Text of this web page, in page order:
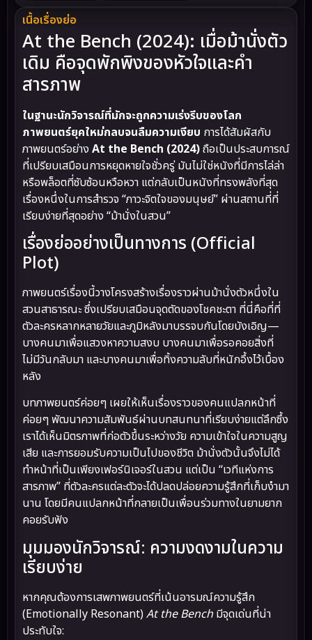
เนื้อเรื่องย่อ
At the Bench (2024): เมื่อม้านั่งตัว
เดิม คือจุดพักพิงของหัวใจและคำ
สารภาพ
ในฐานะนักวิจารณ์ที่มักจะถูกความเร่งรีบของโลก
ภาพยนตร์ยุคใหม่กลบจนลืมความเงียบ การได้สัมผัสกับ
ภาพยนตร์อย่าง At the Bench (2024)ถือเป็นประสบการณ์
ที่เปรียบเสมือนการหยุดหายใจชั่วครู่ มันไม่ใช่หนังที่มีการไล่ล่า
หรือพล็อตที่ซับซ้อนหวือหวา แต่กลับเป็นหนังที่ทรงพลังที่สุด
เรื่องหนึ่งในการสำรวจ “ภาวะจิตใจของมนุษย์” ผ่านสถานที่ที่
เรียบง่ายที่สุดอย่าง “ม้านั่งในสวน”
เรื่องย่ออย่างเป็นทางการ (Official
Plot)
ภาพยนตร์เรื่องนี้วางโครงสร้างเรื่องราวผ่านม้านั่งตัวหนึ่งใน
สวนสาธารณะ ซึ่งเปรียบเสมือนจุดตัดของโชคชะตา ที่นี่คือที่ที่
ตัวละครหลากหลายวัยและภูมิหลังมาบรรจบกันโดยบังเอิญ—
บางคนมาเพื่อแสวงหาความสงบ บางคนมาเพื่อรอคอยสิ่งที่
ไม่มีวันกลับมา และบางคนมาเพื่อทิ้งความลับที่หนักอึ้งไว้เบื้อง
หลัง
บทภาพยนตร์ค่อยๆ เผยให้เห็นเรื่องราวของคนแปลกหน้าที่
ค่อยๆ พัฒนาความสัมพันธ์ผ่านบทสนทนาที่เรียบง่ายแต่ลึกซึ้ง
เราได้เห็นมิตรภาพที่ก่อตัวขึ้นระหว่างวัย ความเข้าใจในความสูญ
เสีย และการยอมรับความเป็นไปของชีวิต ม้านั่งตัวนั้นจึงไม่ได้
ทำหน้าที่เป็นเพียงเฟอร์นิเจอร์ในสวน แต่เป็น “เวทีแห่งการ
สารภาพ” ที่ตัวละครแต่ละตัวจะได้ปลดปล่อยความรู้สึกที่เก็บงำมา
นาน โดยมีคนแปลกหน้าที่กลายเป็นเพื่อนร่วมทางในยามยาก
คอยรับฟัง
มุมมองนักวิจารณ์: ความงดงามในความ
เรียบง่าย
หากคุณต้องการเสพภาพยนตร์ที่เน้นอารมณ์ความรู้สึก
(Emotionally Resonant)At the Benchมีจุดเด่นที่น่า
ประทับใจ: